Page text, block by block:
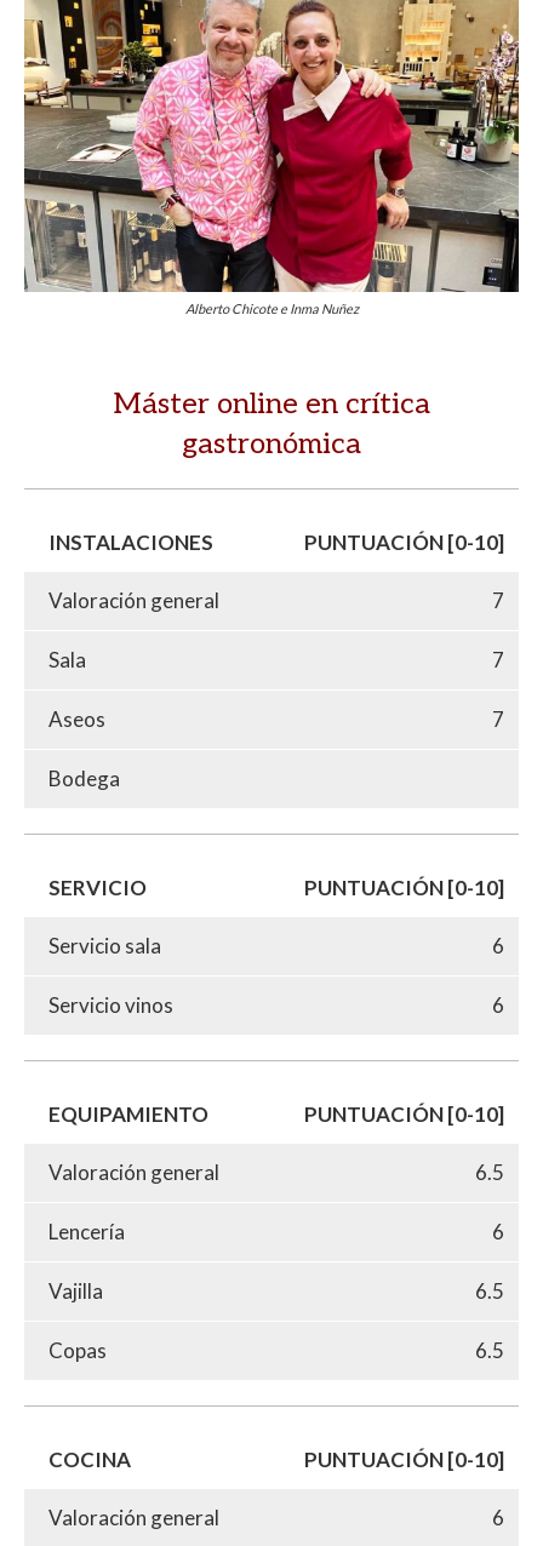
Alberto Chicote e Inma Nuñez
Máster online en crítica
gastronómica
INSTALACIONES PUNTUACIÓN [0-10]
Valoración general 7
Sala 7
Aseos 7
Bodega
SERVICIO PUNTUACIÓN [0-10]
Servicio sala 6
Servicio vinos 6
EQUIPAMIENTO PUNTUACIÓN [0-10]
Valoración general 6.5
Lencería 6
Vajilla 6.5
Copas 6.5
COCINA PUNTUACIÓN [0-10]
Valoración general 6